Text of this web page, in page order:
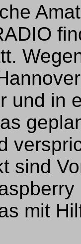
und in
sind
mit